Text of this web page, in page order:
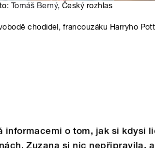
Tomáš Berný, Český rozhlas
chodidel, francouzáku Harryho
informacemi o tom, jak si kdysi
Zuzana si nic nepřipravila,